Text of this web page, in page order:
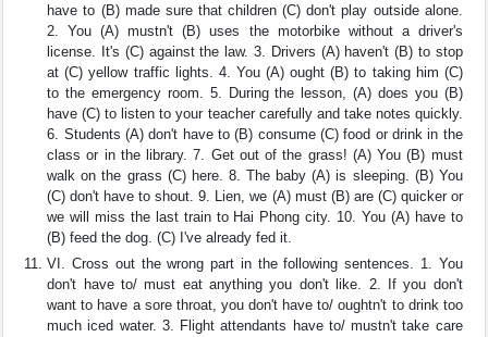
have to (B) made sure that children (C) don't play outside alone.
2. You (A) mustn't (B) uses the motorbike without a driver's
license. It's (C) against the law. 3. Drivers (A) haven't (B) to stop
at (C) yellow traffic lights. 4. You (A) ought (B) to taking him (C)
to the emergency room. 5. During the lesson, (A) does you (B)
have (C) to listen to your teacher carefully and take notes quickly.
6. Students (A) don't have to (B) consume (C) food or drink in the
class or in the library. 7. Get out of the grass! (A) You (B) must
walk on the grass (C) here. 8. The baby (A) is sleeping. (B) You
(C) don't have to shout. 9. Lien, we (A) must (B) are (C) quicker or
we will miss the last train to Hai Phong city. 10. You (A) have to
(B) feed the dog. (C) I've already fed it.
VI. Cross out the wrong part in the following sentences. 1. You
don't have to/ must eat anything you don't like. 2. If you don't
want to have a sore throat, you don't have to/ oughtn't to drink too
much iced water. 3. Flight attendants have to/ mustn't take care